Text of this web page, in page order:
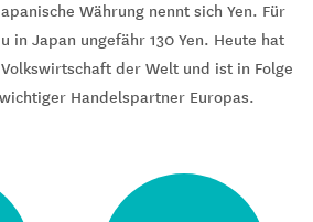
Währung nennt sich Yen. Für
in Japan ungefähr 130 Yen. Heute hat
der Welt und ist in Folge
Handelspartner Europas.